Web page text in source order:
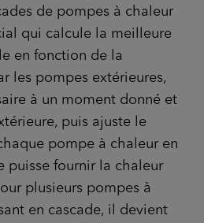
de pompes à chaleur
qui calcule la meilleure
en fonction de la
les pompes extérieures,
à un moment donné et
puis ajuste le
pompe à chaleur en
puisse fournir la chaleur
plusieurs pompes à
en cascade, il devient